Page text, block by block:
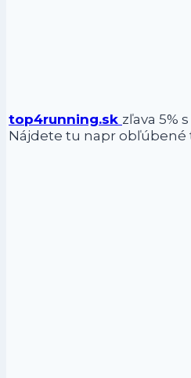
top4running.sk zľava 5%
Nájdete tu napr obľúbené